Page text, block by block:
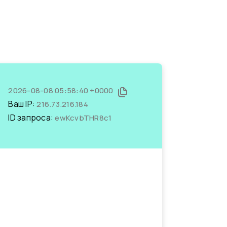
2026-08-08 05:58:40 +0000
Ваш IP:216.73.216.184
ID запроса:ewKcvbTHR8c1